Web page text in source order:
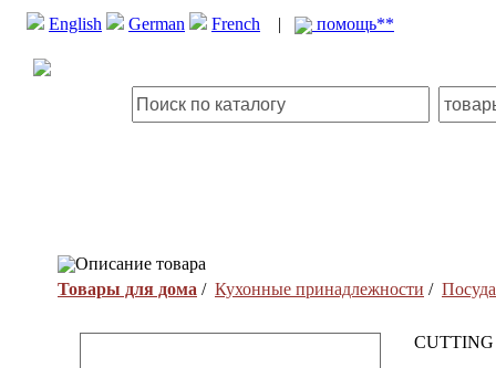
English German French | помощь**
Описание товара
Товары для дома / Кухонные принадлежности /